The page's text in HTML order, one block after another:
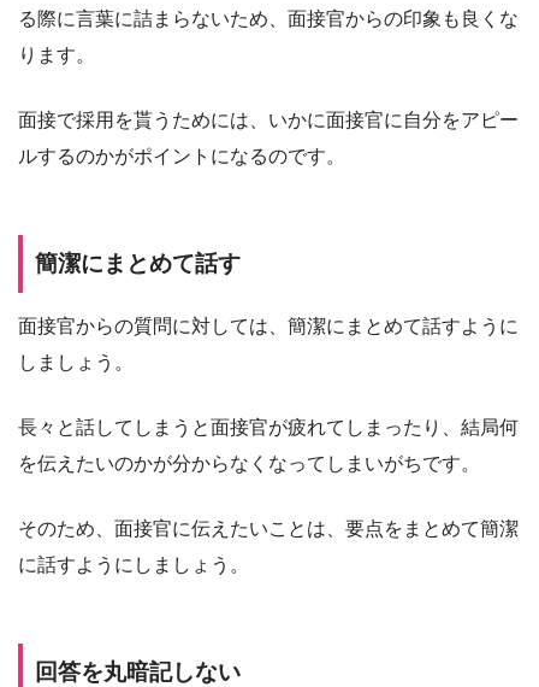
る際に言葉に詰まらないため、面接官からの印象も良くな
ります。
面接で採用を貰うためには、いかに面接官に自分をアピー
ルするのかがポイントになるのです。
簡潔にまとめて話す
面接官からの質問に対しては、簡潔にまとめて話すように
しましょう。
長々と話してしまうと面接官が疲れてしまったり、結局何
を伝えたいのかが分からなくなってしまいがちです。
そのため、面接官に伝えたいことは、要点をまとめて簡潔
に話すようにしましょう。
回答を丸暗記しない